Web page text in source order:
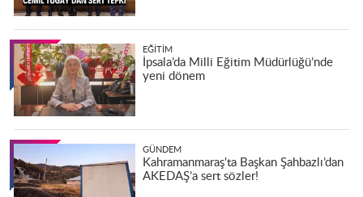
EĞITIM
İpsala’da Milli Eğitim Müdürlüğü’nde
yeni dönem
GÜNDEM
Kahramanmaraş'ta Başkan Şahbazlı’dan
AKEDAŞ’a sert sözler!